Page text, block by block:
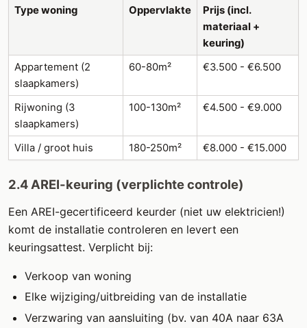
Type woning Oppervlakte
Prijs (incl.
materiaal +
keuring)
Appartement (2
slaapkamers)
60-80m² €3.500 - €6.500
Rijwoning (3
slaapkamers)
100-130m² €4.500 - €9.000
Villa / groot huis 180-250m² €8.000 - €15.000
2.4 AREI-keuring (verplichte controle)
Een AREI-gecertificeerd keurder (niet uw elektricien!)
komt de installatie controleren en levert een
keuringsattest. Verplicht bij:
Verkoop van woning
Elke wijziging/uitbreiding van de installatie
Verzwaring van aansluiting (bv. van 40A naar 63A